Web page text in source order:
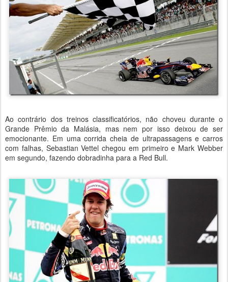
Ao contrário dos treinos classificatórios, não choveu durante o
Grande Prêmio da Malásia, mas nem por isso deixou de ser
emocionante. Em uma corrida cheia de ultrapassagens e carros
com falhas, Sebastian Vettel chegou em primeiro e Mark Webber
em segundo, fazendo dobradinha para a Red Bull.